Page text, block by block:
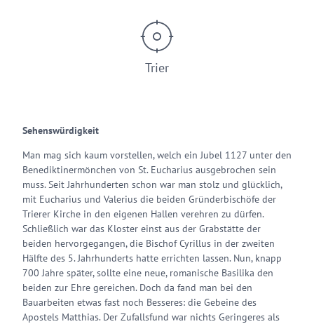
Trier
Sehenswürdigkeit
Man mag sich kaum vorstellen, welch ein Jubel 1127 unter den
Benediktinermönchen von St. Eucharius ausgebrochen sein
muss. Seit Jahrhunderten schon war man stolz und glücklich,
mit Eucharius und Valerius die beiden Gründerbischöfe der
Trierer Kirche in den eigenen Hallen verehren zu dürfen.
Schließlich war das Kloster einst aus der Grabstätte der
beiden hervorgegangen, die Bischof Cyrillus in der zweiten
Hälfte des 5. Jahrhunderts hatte errichten lassen. Nun, knapp
700 Jahre später, sollte eine neue, romanische Basilika den
beiden zur Ehre gereichen. Doch da fand man bei den
Bauarbeiten etwas fast noch Besseres: die Gebeine des
Apostels Matthias. Der Zufallsfund war nichts Geringeres als